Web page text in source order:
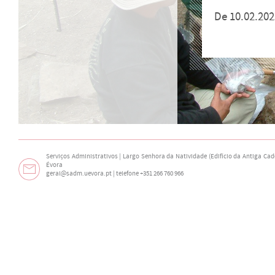
De
Serviços Administrativos | Largo Senhora da Natividade (Edifício da Antiga
Évora
geral@sadm.uevora.pt | telefone +351 266 760 966